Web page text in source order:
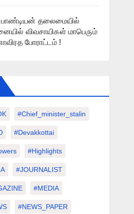
தலைமையில்
விவசாயிகள் மாபெரும்
போராட்டம் !
#chief_minister_stalin
#devakkottai
#highlights
#JOURNALIST
#MEDIA
#NEWS_PAPER